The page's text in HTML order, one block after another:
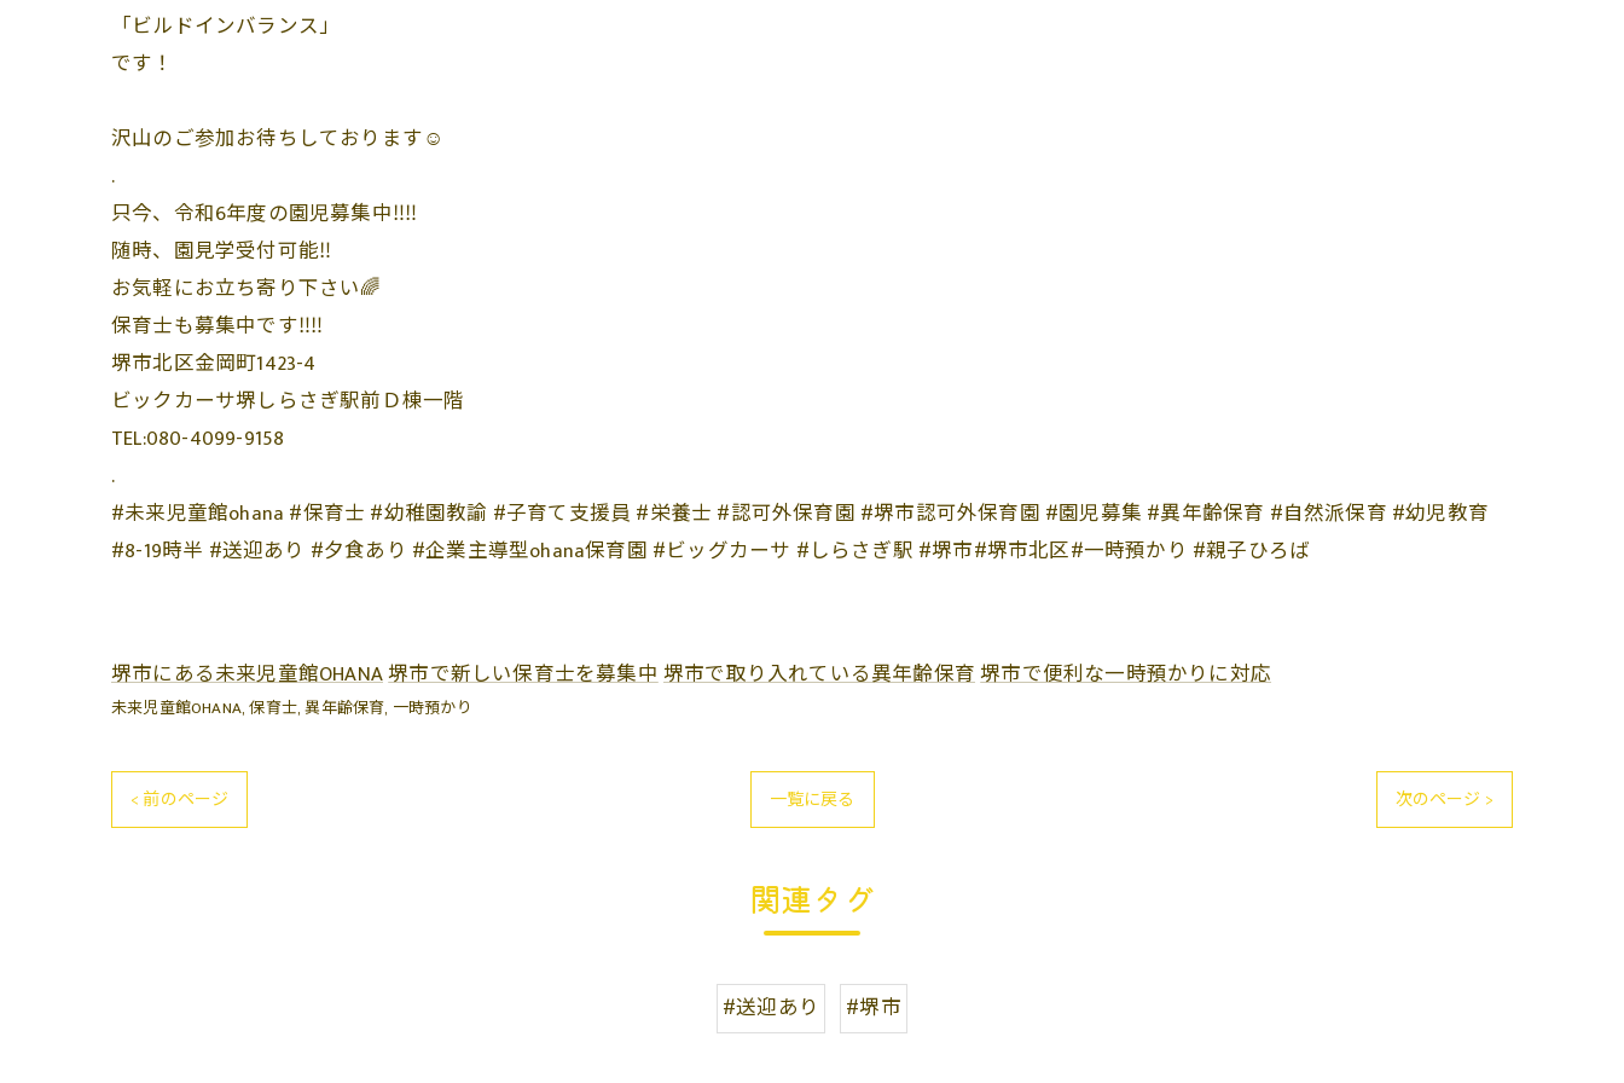
「ビルドインバランス」
です！
沢山のご参加お待ちしております☺️
.
只今、令和6年度の園児募集中‼️‼️
随時、園見学受付可能‼️
お気軽にお立ち寄り下さい🌈
保育士も募集中です‼️‼️
堺市北区金岡町1423-4
ビックカーサ堺しらさぎ駅前Ｄ棟一階
TEL:080-4099-9158
.
#未来児童館ohana #保育士 #幼稚園教諭 #子育て支援員 #栄養士 #認可外保育園 #堺市認可外保育園 #園児募集 #異年齢保育 #自然派保育 #幼児教育
#8-19時半 #送迎あり #夕食あり #企業主導型ohana保育園 #ビッグカーサ #しらさぎ駅 #堺市#堺市北区#一時預かり #親子ひろば
堺市にある未来児童館OHANA堺市で新しい保育士を募集中堺市で取り入れている異年齢保育堺市で便利な一時預かりに対応
未来児童館OHANA 保育士 異年齢保育 一時預かり
< 前のページ 一覧に戻る 次のページ >
関連タグ
#送迎あり #堺市